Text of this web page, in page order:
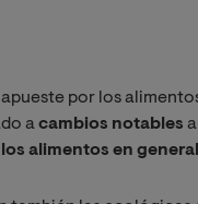
por los
acambios notables
alimentos en general